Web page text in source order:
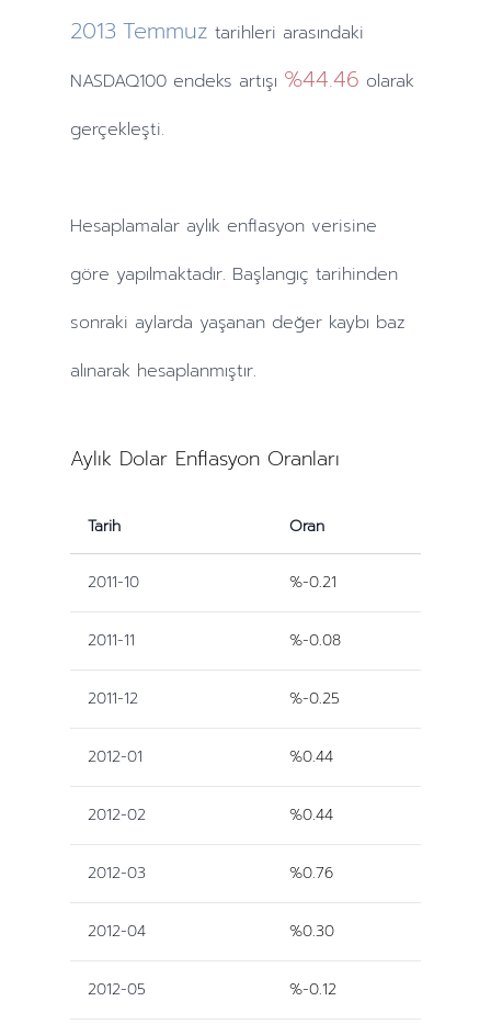
2013 Temmuz tarihleri arasındaki
NASDAQ100 endeks artışı %44.46 olarak
gerçekleşti.
Hesaplamalar aylık enflasyon verisine
göre yapılmaktadır. Başlangıç tarihinden
sonraki aylarda yaşanan değer kaybı baz
alınarak hesaplanmıştır.
Aylık Dolar Enflasyon Oranları
Tarih Oran
2011-10 %-0.21
2011-11 %-0.08
2011-12 %-0.25
2012-01 %0.44
2012-02 %0.44
2012-03 %0.76
2012-04 %0.30
2012-05 %-0.12